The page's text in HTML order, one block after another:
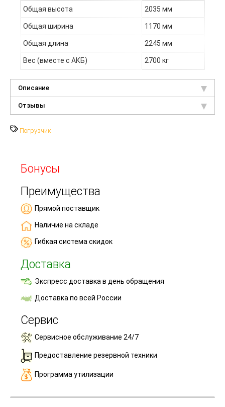
Общая высота 2035 мм
Общая ширина 1170 мм
Общая длина 2245 мм
Вес (вместе с АКБ) 2700 кг
Описание
Отзывы
Погрузчик
Бонусы
Преимущества
Прямой поставщик
Наличие на складе
Гибкая система скидок
Доставка
Экспресс доставка в день обращения
Доставка по всей России
Сервис
Сервисное обслуживание 24/7
Предоставление резервной техники
Программа утилизации